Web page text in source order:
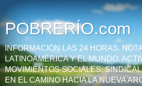
POBRERÍO.com
INFORMACIÓN LAS 24 HORAS.
LATINOAMÉRICA Y EL MUNDO.
MOVIMIENTOS SOCIALES,
EN EL CAMINO HACIA LA NUEVA